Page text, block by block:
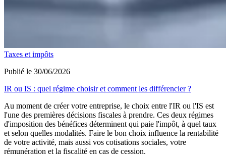
Taxes et impôts
Publié le 30/06/2026
IR ou IS : quel régime choisir et comment les différencier ?
Au moment de créer votre entreprise, le choix entre l'IR ou l'IS est
l'une des premières décisions fiscales à prendre. Ces deux régimes
d'imposition des bénéfices déterminent qui paie l'impôt, à quel taux
et selon quelles modalités. Faire le bon choix influence la rentabilité
de votre activité, mais aussi vos cotisations sociales, votre
rémunération et la fiscalité en cas de cession.